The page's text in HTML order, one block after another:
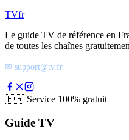
TVfr
Le guide TV de référence en
de toutes les chaînes
✉ support@tv.fr
🇫🇷 Service 100% gratuit
Guide TV